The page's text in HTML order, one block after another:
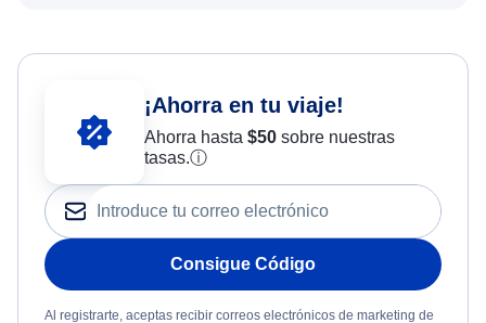
¡Ahorra en tu viaje!
Ahorra hasta $50sobre nuestras
tasas.ⓘ
Consigue Código
Al registrarte, aceptas recibir correos electrónicos de marketing de